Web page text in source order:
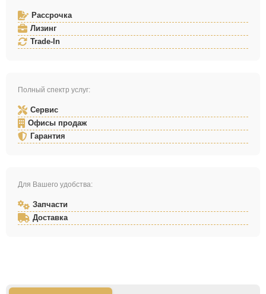
Рассрочка
Лизинг
Trade-In
Полный спектр услуг:
Сервис
Офисы продаж
Гарантия
Для Вашего удобства:
Запчасти
Доставка